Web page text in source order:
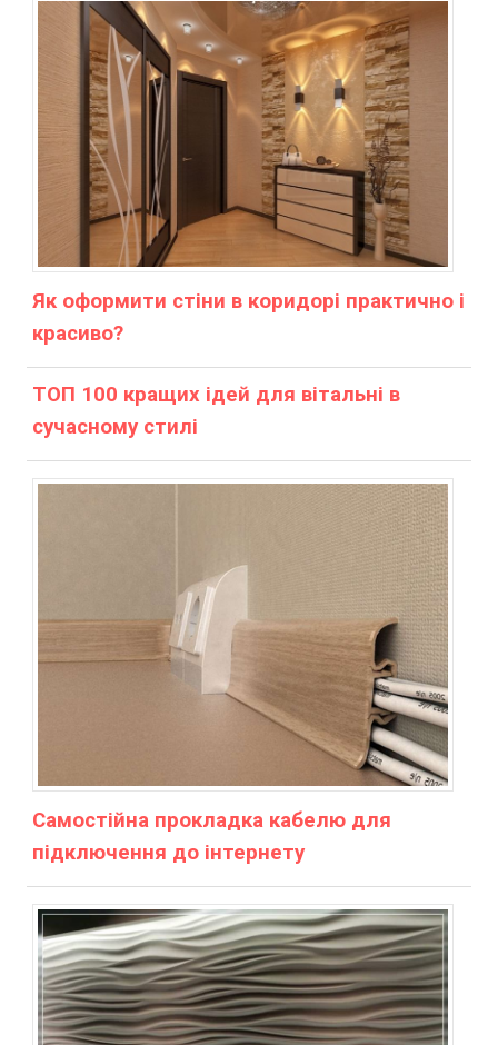
Як оформити стіни в коридорі практично і
красиво?
ТОП 100 кращих ідей для вітальні в
сучасному стилі
Самостійна прокладка кабелю для
підключення до інтернету